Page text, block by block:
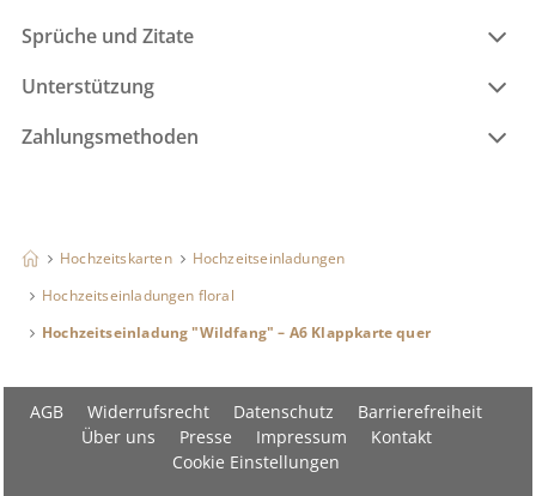
Sprüche und Zitate
Unterstützung
Zahlungsmethoden
Hochzeitskarten
Hochzeitseinladungen
Hochzeitseinladungen floral
Hochzeitseinladung "Wildfang" – A6 Klappkarte quer
AGB Widerrufsrecht Datenschutz
Barrierefreiheit
Über uns
Presse Impressum
Kontakt
Cookie Einstellungen